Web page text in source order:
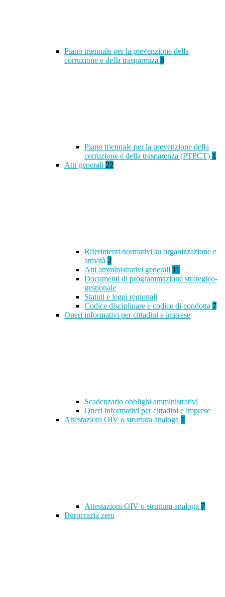
Piano triennale per la prevenzione della
corruzione e della trasparenza 8
Piano triennale per la prevenzione della
corruzione e della trasparenza (PTPCT) 1
Atti generali 22
Riferimenti normativi su organizzazione e
attività 2
Atti amministrativi generali 11
Documenti di programmazione strategico-
gestionale
Statuti e leggi regionali
Codice disciplinare e codice di condotta 7
Oneri informativi per cittadini e imprese
Scadenzario obblighi amministrativi
Oneri informativi per cittadini e imprese
Attestazioni OIV o struttura analoga 7
Attestazioni OIV o struttura analoga 7
Burocrazia zero